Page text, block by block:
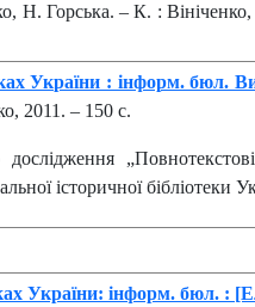
Н. Горська. – К. : Вініченко,
України : інформ. бюл.
2011. – 150 с.
дослідження
історичної бібліотеки
України: інформ. бюл. :